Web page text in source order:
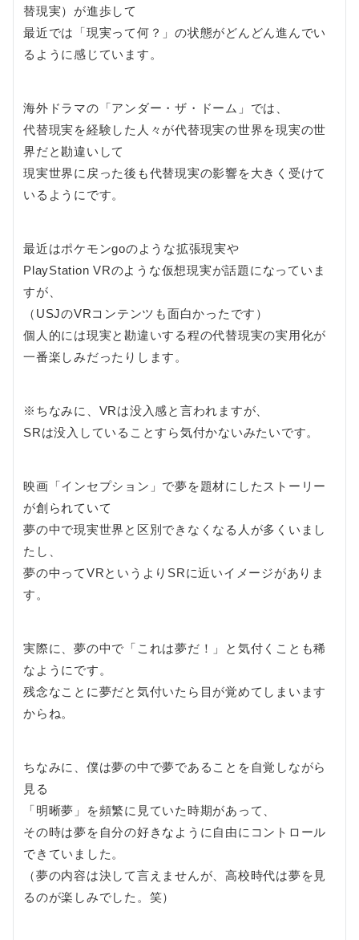
替現実）が進歩して
最近では「現実って何？」の状態がどんどん進んでい
るように感じています。
海外ドラマの「アンダー・ザ・ドーム」では、
代替現実を経験した人々が代替現実の世界を現実の世
界だと勘違いして
現実世界に戻った後も代替現実の影響を大きく受けて
いるようにです。
最近はポケモンgoのような拡張現実や
PlayStation VRのような仮想現実が話題になっていま
すが、
（USJのVRコンテンツも面白かったです）
個人的には現実と勘違いする程の代替現実の実用化が
一番楽しみだったりします。
※ちなみに、VRは没入感と言われますが、
SRは没入していることすら気付かないみたいです。
映画「インセプション」で夢を題材にしたストーリー
が創られていて
夢の中で現実世界と区別できなくなる人が多くいまし
たし、
夢の中ってVRというよりSRに近いイメージがありま
す。
実際に、夢の中で「これは夢だ！」と気付くことも稀
なようにです。
残念なことに夢だと気付いたら目が覚めてしまいます
からね。
ちなみに、僕は夢の中で夢であることを自覚しながら
見る
「明晰夢」を頻繁に見ていた時期があって、
その時は夢を自分の好きなように自由にコントロール
できていました。
（夢の内容は決して言えませんが、高校時代は夢を見
るのが楽しみでした。笑）